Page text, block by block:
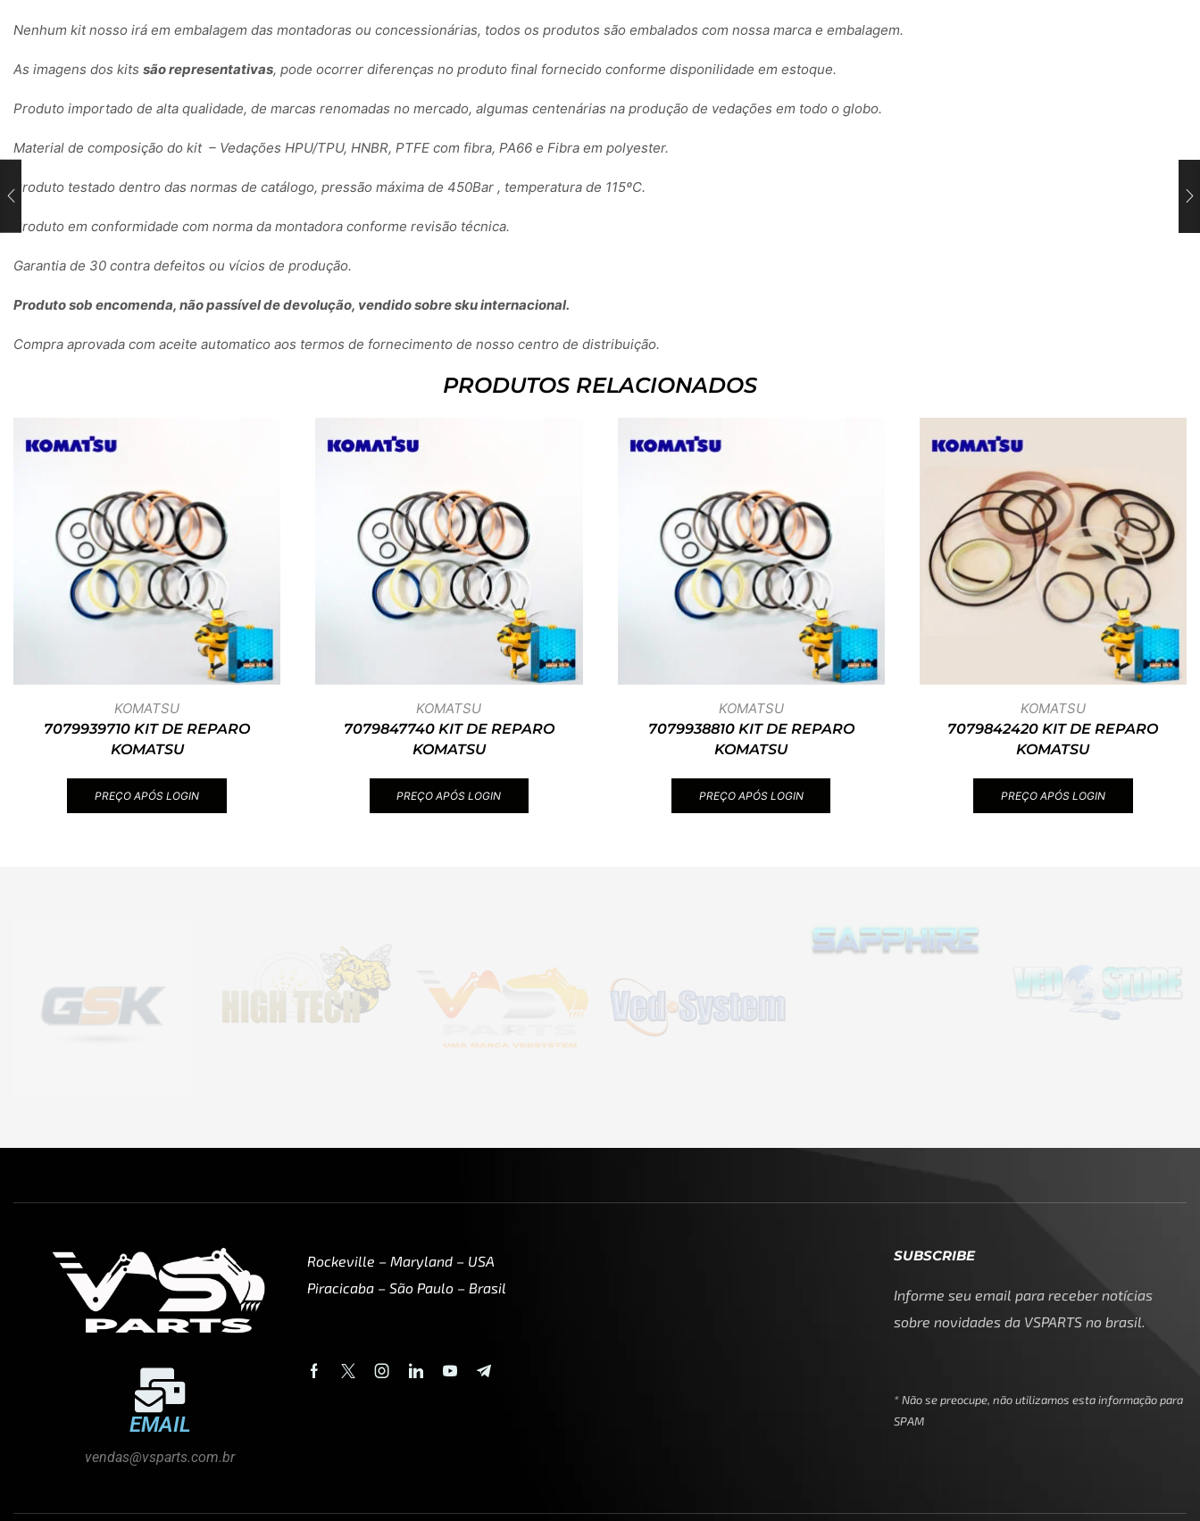
Nenhum kit nosso irá em embalagem das montadoras ou concessionárias, todos os produtos são embalados com nossa marca e embalagem.
As imagens dos kits são representativas, pode ocorrer diferenças no produto final fornecido conforme disponilidade em estoque.
Produto importado de alta qualidade, de marcas renomadas no mercado, algumas centenárias na produção de vedações em todo o globo.
Material de composição do kit – Vedações HPU/TPU, HNBR, PTFE com fibra, PA66 e Fibra em polyester.
Produto testado dentro das normas de catálogo, pressão máxima de 450Bar , temperatura de 115ºC.
Produto em conformidade com norma da montadora conforme revisão técnica.
Garantia de 30 contra defeitos ou vícios de produção.
Produto sob encomenda, não passível de devolução, vendido sobre sku internacional.
Compra aprovada com aceite automatico aos termos de fornecimento de nosso centro de distribuição.
PRODUTOS RELACIONADOS
KOMATSU
7079939710 KIT DE REPARO
KOMATSU
PREÇO APÓS LOGIN
KOMATSU
7079847740 KIT DE REPARO
KOMATSU
PREÇO APÓS LOGIN
KOMATSU
7079938810 KIT DE REPARO
KOMATSU
PREÇO APÓS LOGIN
KOMATSU
7079842420 KIT DE REPARO
KOMATSU
PREÇO APÓS LOGIN
EMAIL
vendas@vsparts.com.br
Rockeville – Maryland – USA
Piracicaba – São Paulo – Brasil
SUBSCRIBE
Informe seu email para receber notícias
sobre novidades da VSPARTS no brasil.
* Não se preocupe, não utilizamos esta informação para
SPAM